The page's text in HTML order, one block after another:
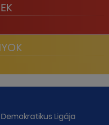
Ligája